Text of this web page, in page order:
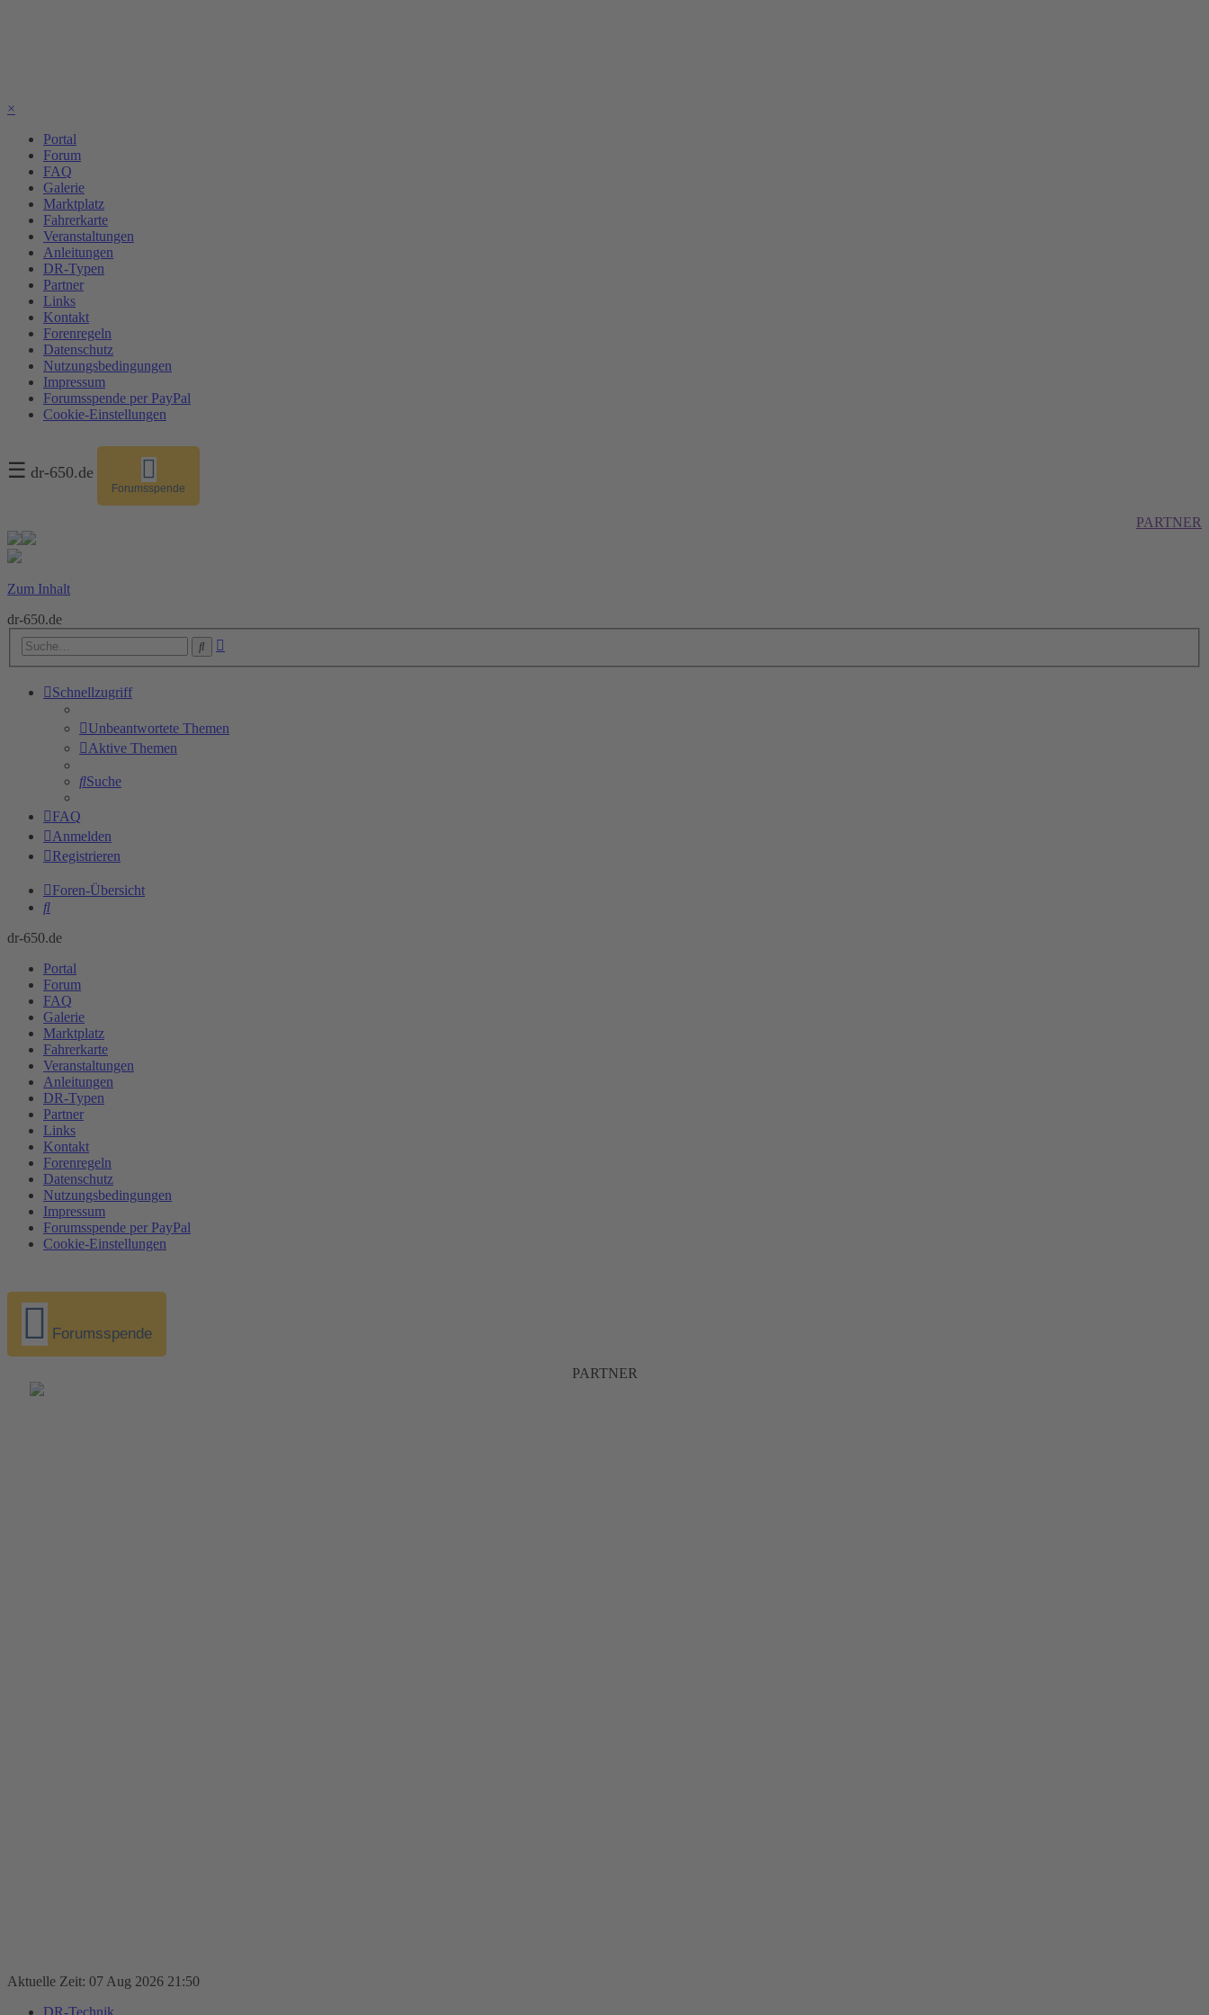
×
Portal
Forum
FAQ
Galerie
Marktplatz
Fahrerkarte
Veranstaltungen
Anleitungen
DR-Typen
Partner
Links
Kontakt
Forenregeln
Datenschutz
Nutzungsbedingungen
Impressum
Forumsspende per PayPal
Cookie-Einstellungen
☰ dr-650.de
Forumsspende
PARTNER
Zum Inhalt
dr-650.de
Suche
Schnellzugriff
Unbeantwortete Themen
Aktive Themen
Suche
FAQ
Anmelden
Registrieren
Foren-Übersicht
Suche
dr-650.de
Portal
Forum
FAQ
Galerie
Marktplatz
Fahrerkarte
Veranstaltungen
Anleitungen
DR-Typen
Partner
Links
Kontakt
Forenregeln
Datenschutz
Nutzungsbedingungen
Impressum
Forumsspende per PayPal
Cookie-Einstellungen
Forumsspende
PARTNER
Aktuelle Zeit: 07 Aug 2026 21:50
DR-Technik